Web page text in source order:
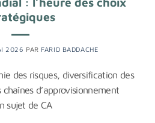
2026 PAR FARID BADDACHE
des risques, diversification des
d’approvisionnement
sujet de CA